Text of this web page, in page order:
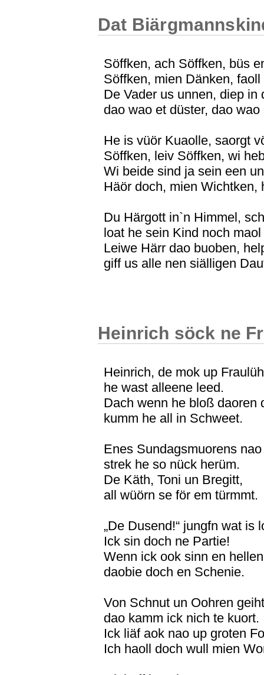
Dat
Söffken, ach Söffken, büs
Söffken, mien Dänken,
De Vader us unnen, diep in
dao wao et düster, dao
He is vüör Kuaolle, saorgt
Söffken, leiv Söffken, wi
Wi beide sind ja sein een
Häör doch, mien Wichtken,
Du Härgott in`n Himmel,
loat he sein Kind noch
Leiwe Härr dao buoben,
giff us alle nen siälligen
Heinrich söck ne
Heinrich, de mok up
he wast alleene leed.
Dach wenn he bloß daoren
kumm he all in Schweet.
Enes Sundagsmuorens
strek he so nück herüm.
De Käth, Toni un Bregitt,
all wüörn se för em türmmt.
„De Dusend!“ jungfn wat is
Ick sin doch ne Partie!
Wenn ick ook sinn en
daobie doch en Schenie.
Von Schnut un Oohren
dao kamm ick nich te kuort.
Ick liäf aok nao up groten
Ich haoll doch wull mien